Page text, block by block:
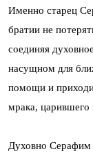
Именно старец
братии не
соединяя
насущном для
помощи и
мрака, царившего
Духовно Серафим